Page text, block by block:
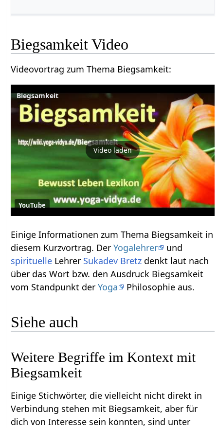
Biegsamkeit‏‎ Video
Videovortrag zum Thema Biegsamkeit‏‎:
Biegsamkeit
Video laden
YouTube
Einige Informationen zum Thema Biegsamkeit‏‎ in
diesem Kurzvortrag. DerYogalehrer
und
spirituelle Lehrer Sukadev Bretz denkt laut nach
über das Wort bzw. den Ausdruck Biegsamkeit‏‎
vom Standpunkt derYoga Philosophie aus.
Siehe auch
Weitere Begriffe im Kontext mit
Einige Stichwörter, die vielleicht nicht direkt in
Verbindung stehen mit Biegsamkeit‏‎, aber für
dich von Interesse sein könnten, sind unter